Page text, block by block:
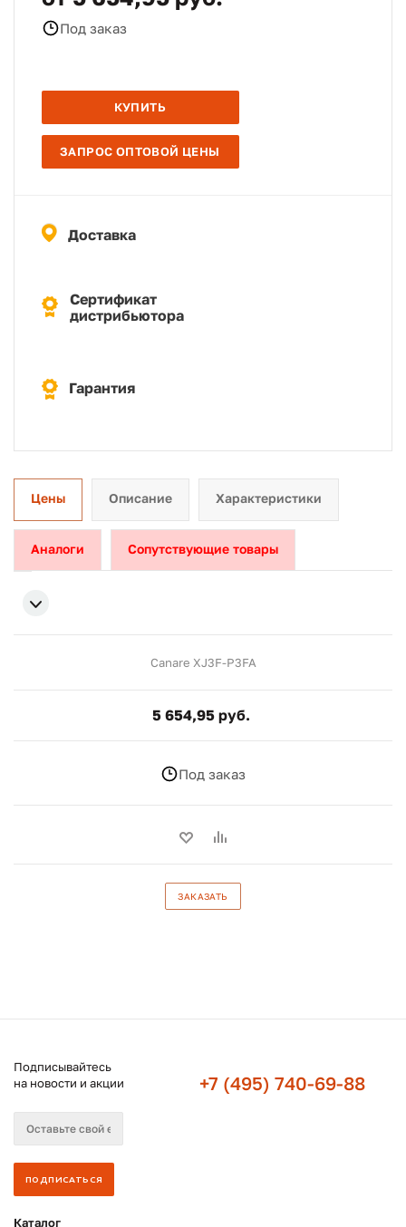
Под заказ
КУПИТЬ
ЗАПРОС ОПТОВОЙ ЦЕНЫ
Доставка
Сертификат
дистрибьютора
Гарантия
Цены Описание Характеристики
Аналоги Сопутствующие товары
Canare XJ3F-P3FA
5 654,95 руб.
Под заказ
ЗАКАЗАТЬ
Подписывайтесь
на новости и акции
+7 (495) 740-69-88
Каталог